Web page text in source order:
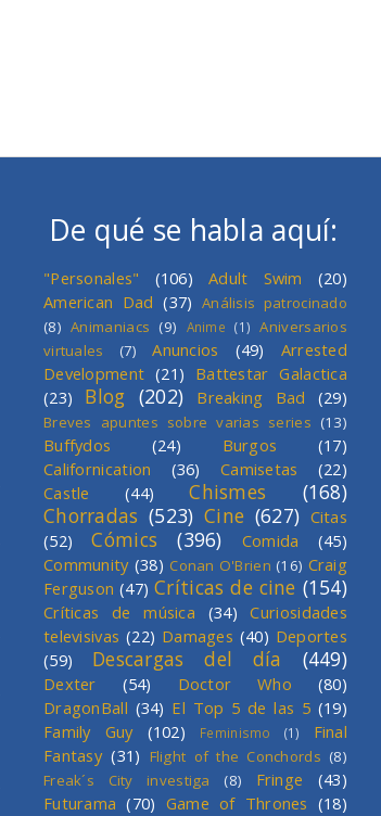
De qué se habla aquí:
"Personales" (106) Adult Swim
(20)
American Dad (37) Análisis patrocinado
(8) Animaniacs (9) Anime (1) Aniversarios
virtuales
(7) Anuncios (49)
Arrested
Development (21) Battestar Galactica
(23)
Blog (202) Breaking Bad (29)
Breves apuntes sobre varias series (13)
Buffydos (24) Burgos
(17)
Californication
(36) Camisetas
(22)
Castle
(44) Chismes
(168)
Chorradas (523) Cine (627) Citas
(52)
Cómics (396) Comida
(45)
Community (38) Conan O'Brien (16) Craig
Ferguson (47) Críticas de cine (154)
Críticas de música (34)
Curiosidades
televisivas (22) Damages (40) Deportes
(59)
Descargas del día (449)
Dexter (54) Doctor Who
(80)
DragonBall (34) El Top 5 de las 5 (19)
Family Guy
(102) Feminismo (1)
Final
Fantasy (31) Flight of the Conchords (8)
Freak´s City investiga
(8) Fringe
(43)
Futurama (70) Game of Thrones (18)